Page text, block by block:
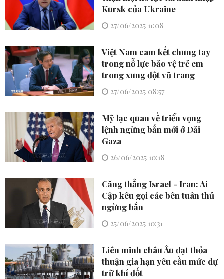
Kursk của Ukraine
27/06/2025 11:08
Việt Nam cam kết chung tay
trong nỗ lực bảo vệ trẻ em
trong xung đột vũ trang
27/06/2025 08:57
Mỹ lạc quan về triển vọng
lệnh ngừng bắn mới ở Dải
Gaza
26/06/2025 10:18
Căng thẳng Israel - Iran: Ai
Cập kêu gọi các bên tuân thủ
ngừng bắn
25/06/2025 10:31
Liên minh châu Âu đạt thỏa
thuận gia hạn yêu cầu mức dự
trữ khí đốt